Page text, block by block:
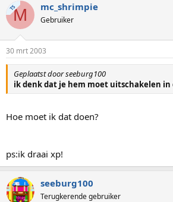
TSM mc_shrimpie
Gebruiker
30 mrt 2003
Geplaatst door seeburg100
ik denk dat je hem moet uitschakelen in
Hoe moet ik dat doen?
ps:ik draai xp!
seeburg100
Terugkerende gebruiker